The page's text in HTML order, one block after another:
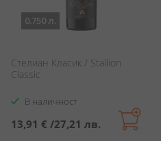
0.750 л.
Стелиан Класик / Stallion
Classic
В наличност
13,91 € /27,21 лв.